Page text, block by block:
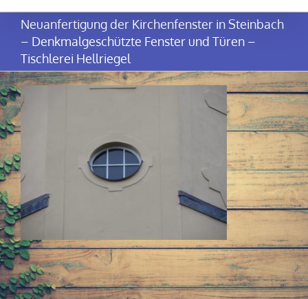
Neuanfertigung der Kirchenfenster in Steinbach
– Denkmalgeschützte Fenster und Türen –
Tischlerei Hellriegel